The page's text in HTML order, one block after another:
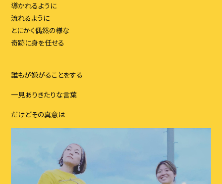
イベント
スタッフ
お問い合わせ
お問い合わせはこちら
導かれるように
流れるように
とにかく偶然の様な
奇跡に身を任せる
誰もが嫌がることをする
一見ありきたりな言葉
だけどその真意は